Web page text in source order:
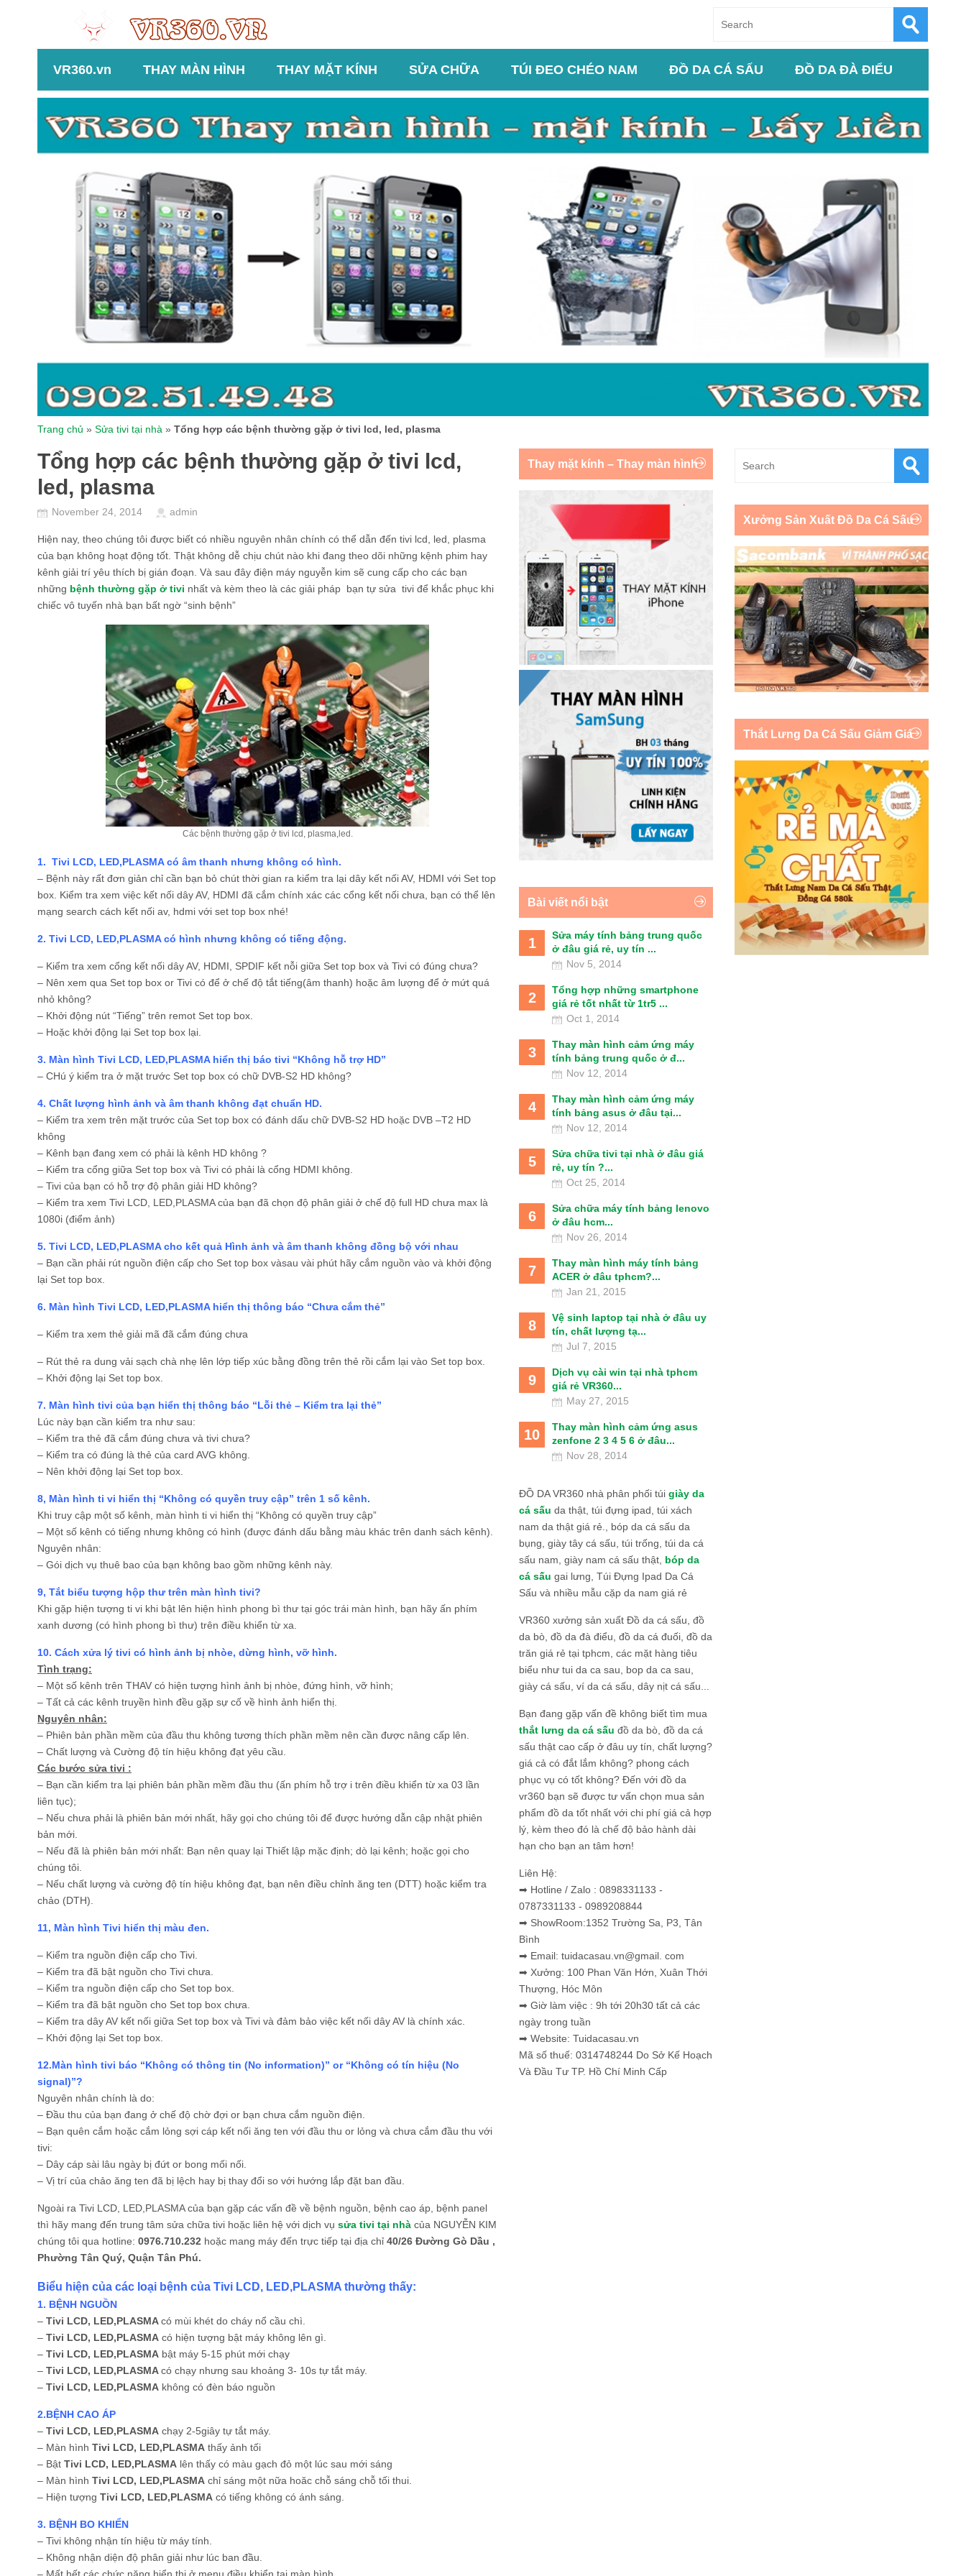
VR360.vn THAY MÀN HÌNH THAY MẶT KÍNH SỬA CHỮA TÚI ĐEO CHÉO NAM ĐỒ DA CÁ SẤU ĐỒ DA ĐÀ ĐIỂU
Trang chủ » Sửa tivi tại nhà » Tổng hợp các bệnh thường gặp ở tivi lcd, led, plasma
Tổng hợp các bệnh thường gặp ở tivi lcd,
led, plasma
November 24, 2014 admin
Hiện nay, theo chúng tôi được biết có nhiều nguyên nhân chính có thể dẫn đến tivi lcd, led, plasma
của bạn không hoạt động tốt. Thật không dễ chịu chút nào khi đang theo dõi những kệnh phim hay
kênh giải trí yêu thích bị gián đoạn. Và sau đây điện máy nguyễn kim sẽ cung cấp cho các bạn
những bệnh thường gặp ở tivi nhất và kèm theo là các giải pháp bạn tự sửa tivi để khắc phục khi
chiếc vô tuyến nhà bạn bất ngờ “sinh bệnh”
Các bệnh thường gặp ở tivi lcd, plasma,led.
1. Tivi LCD, LED,PLASMA có âm thanh nhưng không có hình.
– Bệnh này rất đơn giản chỉ cần bạn bỏ chút thời gian ra kiểm tra lại dây kết nối AV, HDMI với Set top
box. Kiểm tra xem việc kết nối dây AV, HDMI đã cắm chính xác các cổng kết nối chưa, bạn có thể lên
mạng search cách kết nối av, hdmi với set top box nhé!
2. Tivi LCD, LED,PLASMA có hình nhưng không có tiếng động.
– Kiểm tra xem cổng kết nối dây AV, HDMI, SPDIF kết nỗi giữa Set top box và Tivi có đúng chưa?
– Nên xem qua Set top box or Tivi có để ở chế độ tắt tiếng(âm thanh) hoặc âm lượng để ở mứt quá
nhỏ không?
– Khởi động nút “Tiếng” trên remot Set top box.
– Hoặc khởi động lại Set top box lại.
3. Màn hình Tivi LCD, LED,PLASMA hiển thị báo tivi “Không hỗ trợ HD”
– CHú ý kiểm tra ở mặt trước Set top box có chữ DVB-S2 HD không?
4. Chất lượng hình ảnh và âm thanh không đạt chuẩn HD.
– Kiểm tra xem trên mặt trước của Set top box có đánh dấu chữ DVB-S2 HD hoặc DVB –T2 HD
không
– Kênh bạn đang xem có phải là kênh HD không ?
– Kiểm tra cổng giữa Set top box và Tivi có phải là cổng HDMI không.
– Tivi của bạn có hỗ trợ độ phân giải HD không?
– Kiểm tra xem Tivi LCD, LED,PLASMA của bạn đã chọn độ phân giải ở chế độ full HD chưa max là
1080i (điểm ảnh)
5. Tivi LCD, LED,PLASMA cho kết quả Hình ảnh và âm thanh không đồng bộ với nhau
– Bạn cần phải rút nguồn điện cấp cho Set top box vàsau vài phút hãy cắm nguồn vào và khởi động
lại Set top box.
6. Màn hình Tivi LCD, LED,PLASMA hiển thị thông báo “Chưa cắm thẻ”
– Kiểm tra xem thẻ giải mã đã cắm đúng chưa
– Rút thẻ ra dung vải sạch chà nhẹ lên lớp tiếp xúc bằng đồng trên thẻ rồi cắm lại vào Set top box.
– Khởi động lại Set top box.
7. Màn hình tivi của bạn hiển thị thông báo “Lỗi thẻ – Kiểm tra lại thẻ”
Lúc này bạn cần kiểm tra như sau:
– Kiểm tra thẻ đã cắm đúng chưa và tivi chưa?
– Kiểm tra có đúng là thẻ của card AVG không.
– Nên khởi động lại Set top box.
8, Màn hình ti vi hiển thị “Không có quyền truy cập” trên 1 số kênh.
Khi truy cập một số kênh, màn hình ti vi hiển thị “Không có quyền truy cập”
– Một số kênh có tiếng nhưng không có hình (được đánh dấu bằng màu khác trên danh sách kênh).
Nguyên nhân:
– Gói dịch vụ thuê bao của bạn không bao gồm những kênh này.
9, Tắt biểu tượng hộp thư trên màn hình tivi?
Khi gặp hiện tượng ti vi khi bật lên hiện hình phong bì thư tại góc trái màn hình, bạn hãy ấn phím
xanh dương (có hình phong bì thư) trên điều khiển từ xa.
10. Cách xửa lý tivi có hình ảnh bị nhòe, dừng hình, vỡ hình.
Tình trạng:
– Một số kênh trên THAV có hiện tượng hình ảnh bị nhòe, đứng hình, vỡ hình;
– Tất cả các kênh truyền hình đều gặp sự cố về hình ảnh hiển thị.
Nguyên nhân:
– Phiên bản phần mềm của đầu thu không tương thích phần mềm nên cần được nâng cấp lên.
– Chất lượng và Cường độ tín hiệu không đạt yêu cầu.
Các bước sửa tivi :
– Bạn cần kiểm tra lại phiên bản phần mềm đầu thu (ấn phím hỗ trợ i trên điều khiển từ xa 03 lần
liên tục);
– Nếu chưa phải là phiên bản mới nhất, hãy gọi cho chúng tôi để được hướng dẫn cập nhật phiên
bản mới.
– Nếu đã là phiên bản mới nhất: Bạn nên quay lại Thiết lập mặc định; dò lại kênh; hoặc gọi cho
chúng tôi.
– Nếu chất lượng và cường độ tín hiệu không đạt, bạn nên điều chỉnh ăng ten (DTT) hoặc kiểm tra
chảo (DTH).
11, Màn hình Tivi hiển thị màu đen.
– Kiểm tra nguồn điện cấp cho Tivi.
– Kiểm tra đã bật nguồn cho Tivi chưa.
– Kiểm tra nguồn điện cấp cho Set top box.
– Kiểm tra đã bật nguồn cho Set top box chưa.
– Kiểm tra dây AV kết nối giữa Set top box và Tivi và đảm bảo việc kết nối dây AV là chính xác.
– Khởi động lại Set top box.
12.Màn hình tivi báo “Không có thông tin (No information)” or “Không có tín hiệu (No
signal)”?
Nguyên nhân chính là do:
– Đầu thu của bạn đang ở chế độ chờ đợi or bạn chưa cắm nguồn điện.
– Bạn quên cắm hoặc cắm lỏng sợi cáp kết nối ăng ten với đầu thu or lỏng và chưa cắm đầu thu với
tivi:
– Dây cáp sài lâu ngày bị đứt or bong mối nối.
– Vị trí của chảo ăng ten đã bị lệch hay bị thay đổi so với hướng lắp đặt ban đầu.
Ngoài ra Tivi LCD, LED,PLASMA của bạn gặp các vấn đề về bệnh nguồn, bệnh cao áp, bệnh panel
thì hãy mang đến trung tâm sửa chữa tivi hoặc liên hệ với dịch vụ sửa tivi tại nhà của NGUYỄN KIM
chúng tôi qua hotline: 0976.710.232 hoặc mang máy đến trực tiếp tại địa chỉ 40/26 Đường Gò Dầu ,
Phường Tân Quý, Quận Tân Phú.
Biểu hiện của các loại bệnh của Tivi LCD, LED,PLASMA thường thấy:
1. BỆNH NGUỒN
– Tivi LCD, LED,PLASMAcó mùi khét do cháy nổ cầu chì.
– Tivi LCD, LED,PLASMA có hiện tượng bật máy không lên gì.
– Tivi LCD, LED,PLASMA bật máy 5-15 phút mới chạy
– Tivi LCD, LED,PLASMAcó chạy nhưng sau khoảng 3- 10s tự tắt máy.
– Tivi LCD, LED,PLASMA không có đèn báo nguồn
2.BỆNH CAO ÁP
– Tivi LCD, LED,PLASMA chạy 2-5giây tự tắt máy.
– Màn hình Tivi LCD, LED,PLASMA thấy ảnh tối
– Bật Tivi LCD, LED,PLASMA lên thấy có màu gạch đỏ một lúc sau mới sáng
– Màn hình Tivi LCD, LED,PLASMA chỉ sáng một nữa hoăc chỗ sáng chỗ tối thui.
– Hiện tượng Tivi LCD, LED,PLASMA có tiếng không có ánh sáng.
3. BỆNH BO KHIỂN
– Tivi không nhận tín hiệu từ máy tính.
– Không nhận diện độ phân giải như lúc ban đầu.
– Mất hết các chức năng hiển thị ở menu điều khiển tại màn hình
Thay mặt kính – Thay màn hình
Bài viết nổi bật
1
Sửa máy tính bảng trung quốc
ở đâu giá rẻ, uy tín ...
Nov 5, 2014
2
Tổng hợp những smartphone
giá rẻ tốt nhất từ 1tr5 ...
Oct 1, 2014
3
Thay màn hình cảm ứng máy
tính bảng trung quốc ở đ...
Nov 12, 2014
4
Thay màn hình cảm ứng máy
tính bảng asus ở đâu tại...
Nov 12, 2014
5
Sửa chữa tivi tại nhà ở đâu giá
rẻ, uy tín ?...
Oct 25, 2014
6
Sửa chữa máy tính bảng lenovo
ở đâu hcm...
Nov 26, 2014
7
Thay màn hình máy tính bảng
ACER ở đâu tphcm?...
Jan 21, 2015
8
Vệ sinh laptop tại nhà ở đâu uy
tín, chất lượng tạ...
Jul 7, 2015
9
Dịch vụ cài win tại nhà tphcm
giá rẻ VR360...
May 27, 2015
10
Thay màn hình cảm ứng asus
zenfone 2 3 4 5 6 ở đâu...
Nov 28, 2014
ĐỒ DA VR360 nhà phân phối túi giày da
cá sấu da thật, túi đựng ipad, túi xách
nam da thật giá rẻ., bóp da cá sấu da
bụng, giày tây cá sấu, túi trống, túi da cá
sấu nam, giày nam cá sấu thật, bóp da
cá sấu gai lưng, Túi Đựng Ipad Da Cá
Sấu và nhiều mẫu cặp da nam giá rẻ
VR360 xưởng sản xuất Đồ da cá sấu, đồ
da bò, đồ da đà điểu, đồ da cá đuối, đồ da
trăn giá rẻ tại tphcm, các mặt hàng tiêu
biểu như tui da ca sau, bop da ca sau,
giày cá sấu, ví da cá sấu, dây nịt cá sấu...
Bạn đang gặp vấn đề không biết tìm mua
thắt lưng da cá sấu đồ da bò, đồ da cá
sấu thật cao cấp ở đâu uy tín, chất lượng?
giá cả có đắt lắm không? phong cách
phục vụ có tốt không? Đến với đồ da
vr360 bạn sẽ được tư vấn chọn mua sản
phẩm đồ da tốt nhất với chi phí giá cả hợp
lý, kèm theo đó là chế độ bảo hành dài
hạn cho bạn an tâm hơn!
Liên Hệ:
➡ Hotline / Zalo : 0898331133 -
0787331133 - 0989208844
➡ ShowRoom:1352 Trường Sa, P3, Tân
Bình
➡ Email: tuidacasau.vn@gmail. com
➡ Xưởng: 100 Phan Văn Hớn, Xuân Thới
Thượng, Hóc Môn
➡ Giờ làm việc : 9h tới 20h30 tất cả các
ngày trong tuần
➡ Website: Tuidacasau.vn
Mã số thuế: 0314748244 Do Sở Kế Hoạch
Và Đầu Tư TP. Hồ Chí Minh Cấp
Xưởng Sản Xuất Đồ Da Cá Sấu
Thắt Lưng Da Cá Sấu Giảm Giá